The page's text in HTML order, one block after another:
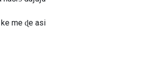
me ɖe asi